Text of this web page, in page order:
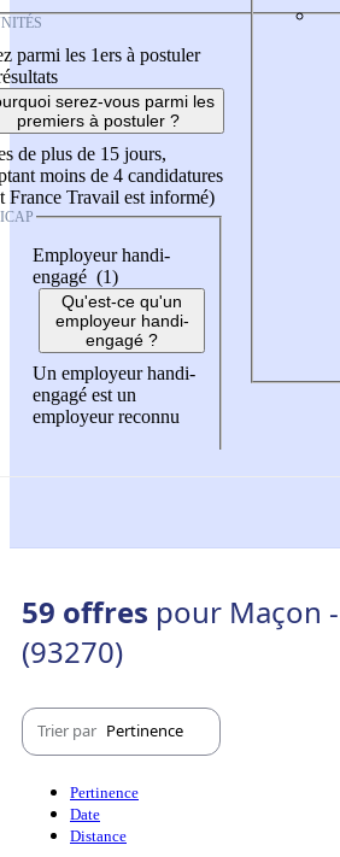
parmi les 1ers à postuler
serez-vous parmi les
premiers à postuler ?
de plus de 15 jours,
moins de 4 candidatures
France Travail est informé)
Employeur handi-
engagé (1)
Qu'est-ce qu'un
employeur handi-
engagé ?
Un employeur handi-
engagé est un
employeur reconnu
59 offres pour Maçon
(93270)
Trier par Pertinence
Pertinence
Date
Distance